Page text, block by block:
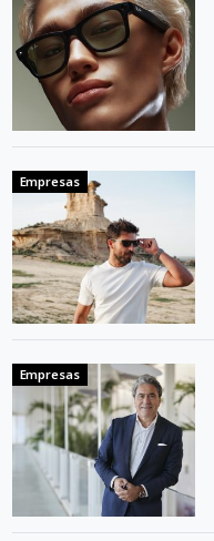
Empresas
Empresas